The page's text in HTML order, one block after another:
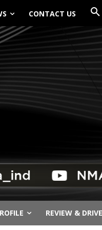
CONTACT US
REVIEW & DRIVE